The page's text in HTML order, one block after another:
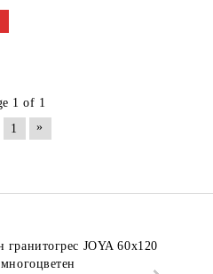
1 of 1
1 »
гранитогрес JOYA 60x120